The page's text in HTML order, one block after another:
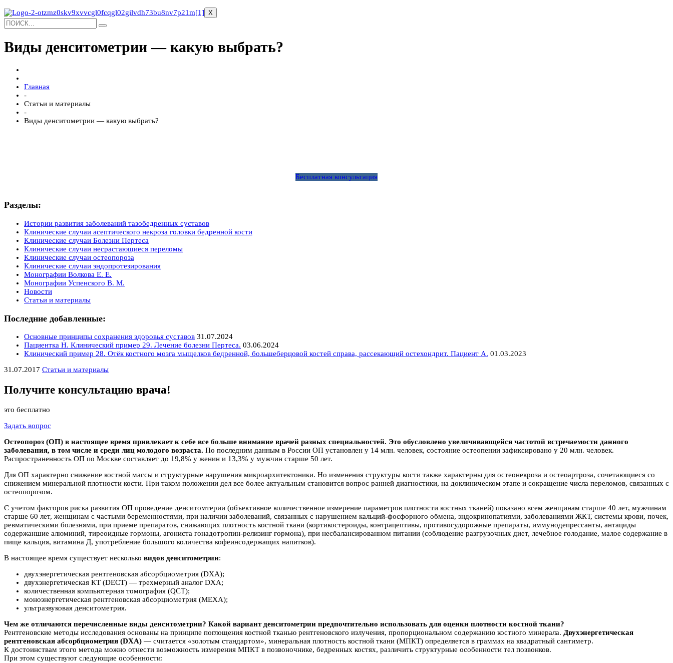
X
Виды денситометрии — какую выбрать?
Главная
-
Статьи и материалы
-
Виды денситометрии — какую выбрать?
Бесплатная консультация
Разделы:
Истории развития заболеваний тазобедренных суставов
Клинические случаи асептического некроза головки бедренной кости
Клинические случаи Болезни Пертеса
Клинические случаи несрастающиеся переломы
Клинические случаи остеопороза
Клинические случаи эндопротезирования
Монографии Волкова Е. Е.
Монографии Успенского В. М.
Новости
Статьи и материалы
Последние добавленные:
Основные принципы сохранения здоровья суставов 31.07.2024
Пациентка Н. Клинический пример 29. Лечение болезни Пертеса. 03.06.2024
Клинический пример 28. Отёк костного мозга мыщелков бедренной, большеберцовой костей справа, рассекающий остехондрит. Пациент А. 01.03.2023
31.07.2017 Статьи и материалы
Получите консультацию врача!
это бесплатно
Задать вопрос
Остеопороз (ОП) в настоящее время привлекает к себе все больше внимание врачей разных специальностей. Это обусловлено увеличивающейся частотой встречаемости данного
заболевания, в том числе и среди лиц молодого возраста. По последним данным в России ОП установлен у 14 млн. человек, состояние остеопении зафиксировано у 20 млн. человек.
Распространенность ОП по Москве составляет до 19,8% у женин и 13,3% у мужчин старше 50 лет.
Для ОП характерно снижение костной массы и структурные нарушения микроархитектоники. Но изменения структуры кости также характерны для остеонекроза и остеоартроза, сочетающиеся со
снижением минеральной плотности кости. При таком положении дел все более актуальным становится вопрос ранней диагностики, на доклиническом этапе и сокращение числа переломов, связанных с
остеопорозом.
С учетом факторов риска развития ОП проведение денситомтерии (объективное количественное измерение параметров плотности костных тканей) показано всем женщинам старше 40 лет, мужчинам
старше 60 лет, женщинам с частыми беременностями, при наличии заболеваний, связанных с нарушением кальций-фосфорного обмена, эндокринопатиями, заболеваниями ЖКТ, системы крови, почек,
ревматическими болезнями, при приеме препаратов, снижающих плотность костной ткани (кортикостероиды, контрацептивы, противосудорожные препараты, иммунодепрессанты, антациды
содержаншие алюминий, тиреоидные гормоны, агониста гонадотропин-релизинг гормона), при несбалансированном питании (соблюдение разгрузочных диет, лечебное голодание, малое содержание в
пище кальция, витамина Д, употребление большого количества кофеинсодержащих напитков).
В настоящее время существует несколько видов денситометрии:
двухэнергетическая рентгеновская абсорбциометрия (DXA);
двухэнергетическая КТ (DECT) — трехмерный аналог DXA;
количественная компьютерная томография (QCT);
моноэнергетическая рентгеновская абсорциометрия (МЕХА);
ультразвуковая денситометрия.
Чем же отличаются перечисленные виды денситометрии? Какой вариант денситометрии предпочтительно использовать для оценки плотности костной ткани?
Рентгеновские методы исследования основаны на принципе поглощения костной тканью рентгеновского излучения, пропорциональном содержанию костного минерала. Двухэнергетическая
рентгеновская абсорбциометрия (DXA) — считается «золотым стандартом», минеральная плотность костной ткани (МПКТ) определяется в граммах на квадратный сантиметр.
К достоинствам этого метода можно отнести возможность измерения МПКТ в позвоночнике, бедренных костях, различить структурные особенности тел позвонков.
При этом существуют следующие особенности: